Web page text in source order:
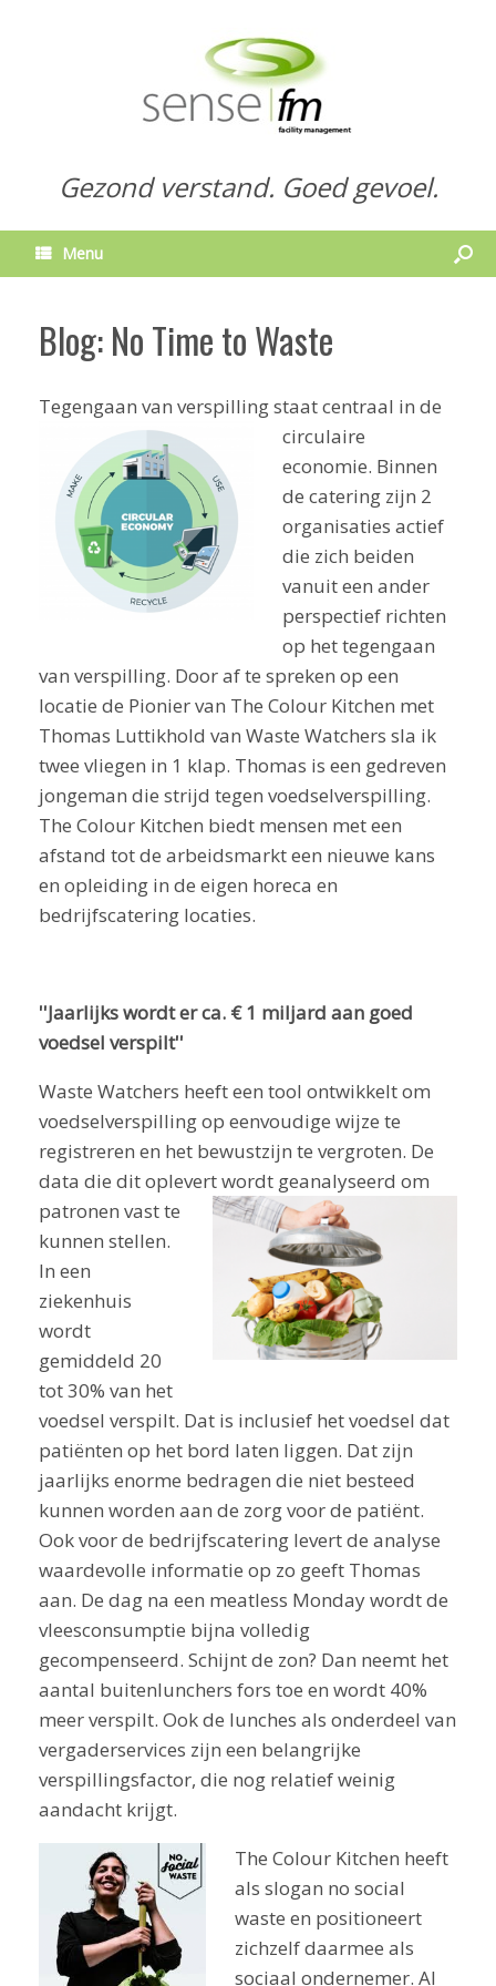
Gezond verstand. Goed gevoel.
Menu
Blog: No Time to Waste
Tegengaan van verspilling staat centraal in de
circulaire
economie. Binnen
de catering zijn 2
organisaties actief
die zich beiden
vanuit een ander
perspectief richten
op het tegengaan
van verspilling. Door af te spreken op een
locatie de Pionier van The Colour Kitchen met
Thomas Luttikhold van Waste Watchers sla ik
twee vliegen in 1 klap. Thomas is een gedreven
jongeman die strijd tegen voedselverspilling.
The Colour Kitchen biedt mensen met een
afstand tot de arbeidsmarkt een nieuwe kans
en opleiding in de eigen horeca en
bedrijfscatering locaties.
''Jaarlijks wordt er ca. € 1 miljard aan goed
voedsel verspilt''
Waste Watchers heeft een tool ontwikkelt om
voedselverspilling op eenvoudige wijze te
registreren en het bewustzijn te vergroten. De
data die dit oplevert wordt geanalyseerd om
patronen vast te
kunnen stellen.
In een
ziekenhuis
wordt
gemiddeld 20
tot 30% van het
voedsel verspilt. Dat is inclusief het voedsel dat
patiënten op het bord laten liggen. Dat zijn
jaarlijks enorme bedragen die niet besteed
kunnen worden aan de zorg voor de patiënt.
Ook voor de bedrijfscatering levert de analyse
waardevolle informatie op zo geeft Thomas
aan. De dag na een meatless Monday wordt de
vleesconsumptie bijna volledig
gecompenseerd. Schijnt de zon? Dan neemt het
aantal buitenlunchers fors toe en wordt 40%
meer verspilt. Ook de lunches als onderdeel van
vergaderservices zijn een belangrijke
verspillingsfactor, die nog relatief weinig
aandacht krijgt.
The Colour Kitchen heeft
als slogan no social
waste en positioneert
zichzelf daarmee als
sociaal ondernemer. Al